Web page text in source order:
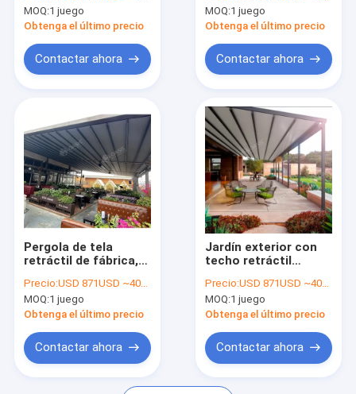
Productos
Los vídeos
Sobre nosotros
Noticias
Habla Ahora.
retráctil y luces LED
MOQ:1 juego
Obtenga el último precio
Contactar ahora
tela de PVC
MOQ:1 juego
Obtenga el último precio
Contactar ahora
Pergola de tela
retráctil de fábrica,
techo retráctil y
lados
Precio:USD 871USD ~4000USD or more based on the sizes
MOQ:1 juego
Obtenga el último precio
Contactar ahora
Jardín exterior con
techo retráctil
aluminio con dosel
retráctil
Precio:USD 871USD ~4000USD or more based on the sizes
MOQ:1 juego
Obtenga el último precio
Contactar ahora